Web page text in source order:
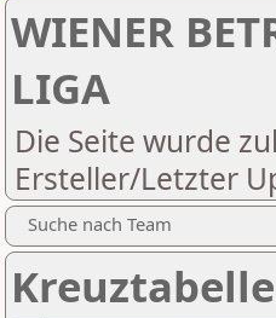
WIENER
LIGA
Die Seite wurde
Ersteller/Letzter
Suche nach Team